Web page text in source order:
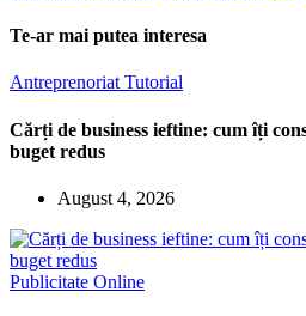
Te-ar mai putea interesa
Antreprenoriat Tutorial
Cărți de business ieftine: cum îți
buget redus
August 4, 2026
Publicitate Online